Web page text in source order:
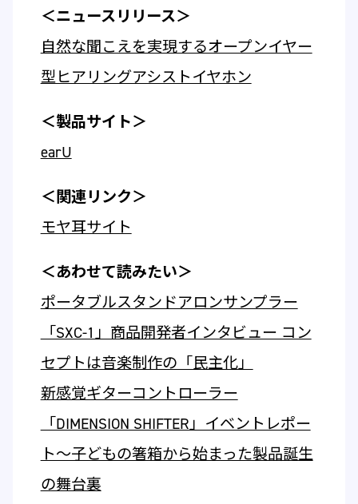
＜ニュースリリース＞
自然な聞こえを実現するオープンイヤー
型ヒアリングアシストイヤホン
＜製品サイト＞
earU
＜関連リンク＞
モヤ耳サイト
＜あわせて読みたい＞
ポータブルスタンドアロンサンプラー
「SXC-1」商品開発者インタビュー コン
セプトは音楽制作の「民主化」
新感覚ギターコントローラー
「DIMENSION SHIFTER」イベントレポー
ト～子どもの箸箱から始まった製品誕生
の舞台裏